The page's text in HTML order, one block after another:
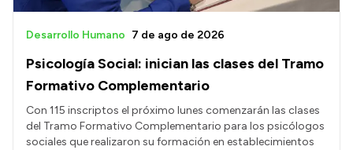
Psicología Social: inician las clases del Tramo
Formativo Complementario
Desarrollo Humano 7 de ago de 2026
Con 115 inscriptos el próximo lunes comenzarán las clases
del Tramo Formativo Complementario para los psicólogos
sociales que realizaron su formación en establecimientos